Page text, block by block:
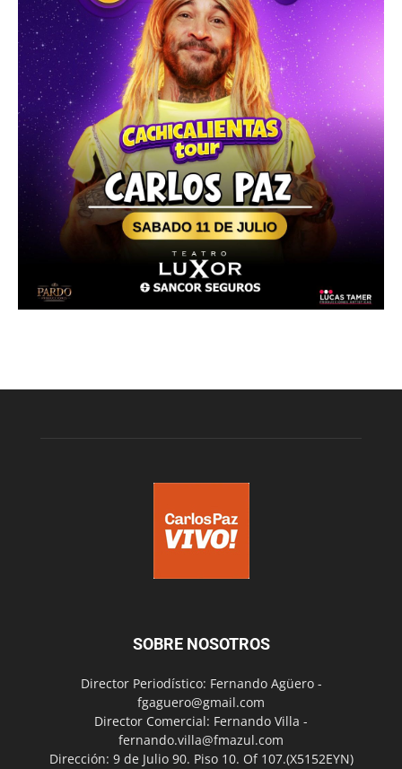
SOBRE NOSOTROS
Director Periodístico: Fernando Agüero -
fgaguero@gmail.com
Director Comercial: Fernando Villa -
fernando.villa@fmazul.com
Dirección: 9 de Julio 90. Piso 10. Of 107.(X5152EYN)